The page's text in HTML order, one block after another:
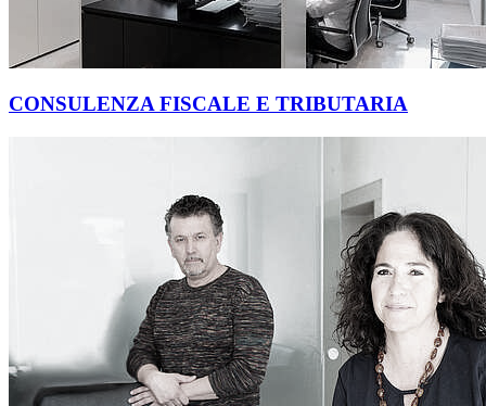
CONSULENZA FISCALE E TRIBUTARIA